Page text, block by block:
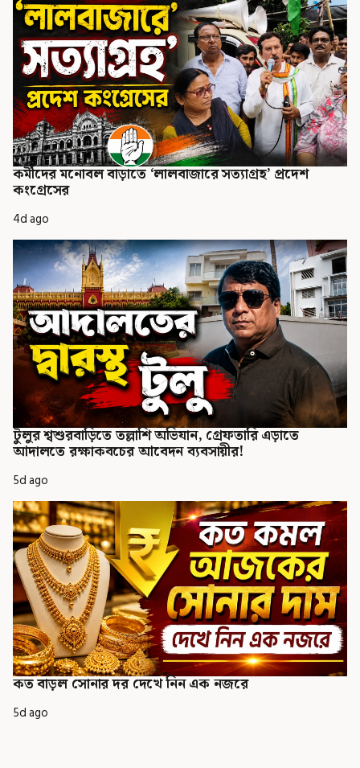
কর্মীদের মনোবল বাড়াতে ‘লালবাজারে সত্যাগ্রহ’ প্রদেশ
কংগ্রেসের
4d ago
টুলুর শ্বশুরবাড়িতে তল্লাশি অভিযান, গ্রেফতারি এড়াতে
আদালতে রক্ষাকবচের আবেদন ব্যবসায়ীর!
5d ago
কত বাড়ল সোনার দর দেখে নিন এক নজরে
5d ago